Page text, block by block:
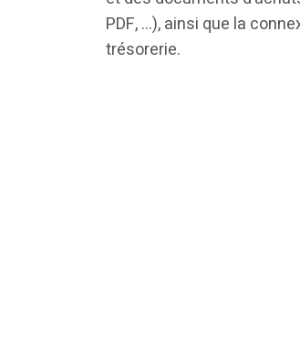
PDF, …), ainsi que la
trésorerie.